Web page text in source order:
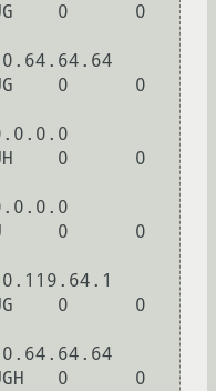
0      0
0      0
UH    0      0
0      0
0      0
0      0